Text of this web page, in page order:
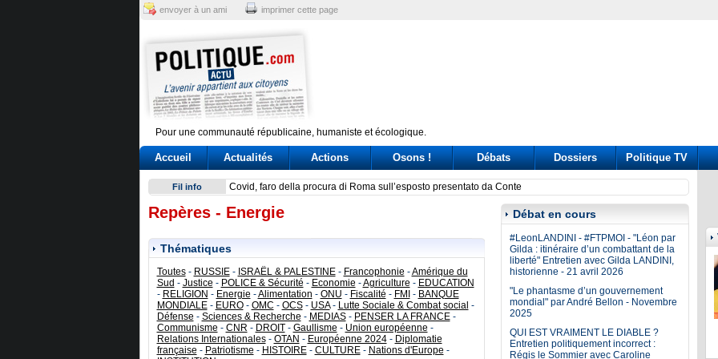
envoyer à un ami imprimer cette page
Pour une communauté républicaine, humaniste et écologique.
Accueil Actualités Actions Osons ! Débats Dossiers Politique TV
Fil info Scontro su Schengen, tensioni nel governo. Passa la linea dura ma si teme il boomerang
Repères - Energie
Thématiques
Toutes- RUSSIE- ISRAËL & PALESTINE- Francophonie -Amérique du
Sud - Justice - POLICE & Sécurité - Economie -Agriculture - EDUCATION
- RELIGION - Energie -Alimentation - ONU - Fiscalité - FMI - BANQUE
MONDIALE- EURO- OMC - OCS- USA- Lutte Sociale & Combat social -
Défense - Sciences & Recherche - MEDIAS- PENSER LA FRANCE-
Communisme - CNR - DROIT- Gaullisme - Union européenne -
Relations Internationales- OTAN - Européenne 2024- Diplomatie
française - Patriotisme - HISTOIRE- CULTURE- Nations d'Europe -
Débat en cours
#LeonLANDINI - #FTPMOI - "Léon par
Gilda : itinéraire d’un combattant de la
liberté" Entretien avec Gilda LANDINI,
historienne - 21 avril 2026
"Le phantasme d’un gouvernement
mondial" par André Bellon - Novembre
2025
QUI EST VRAIMENT LE DIABLE ?
Entretien politiquement incorrect :
Régis le Sommier avec Caroline